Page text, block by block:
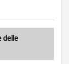
delle